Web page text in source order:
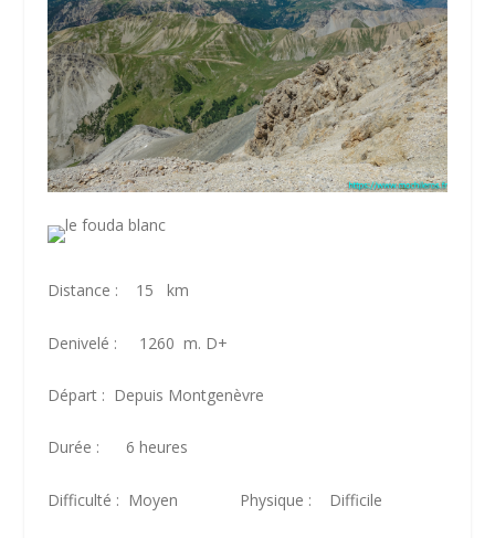
Distance : 15 km
Denivelé : 1260 m. D+
Départ : Depuis Montgenèvre
Durée : 6 heures
Difficulté : Moyen Physique : Difficile